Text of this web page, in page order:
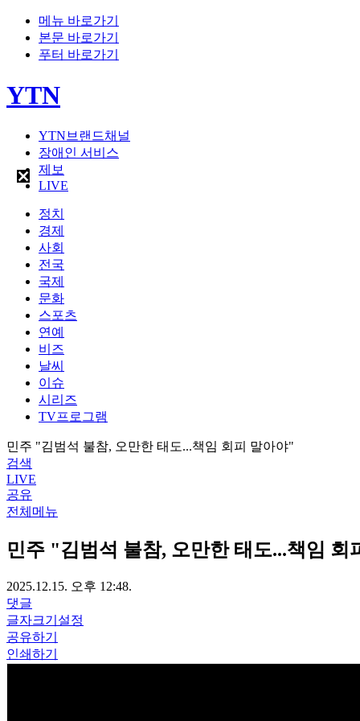
메뉴 바로가기
본문 바로가기
푸터 바로가기
YTN
YTN브랜드채널
장애인 서비스
제보
LIVE
정치
경제
사회
전국
국제
문화
스포츠
연예
비즈
날씨
이슈
시리즈
TV프로그램
민주 "김범석 불참, 오만한 태도...책임 회피 말아야"
검색
LIVE
공유
전체메뉴
민주 "김범석 불참, 오만한 태도...책임 회
2025.12.15. 오후 12:48.
댓글
글자크기설정
공유하기
인쇄하기